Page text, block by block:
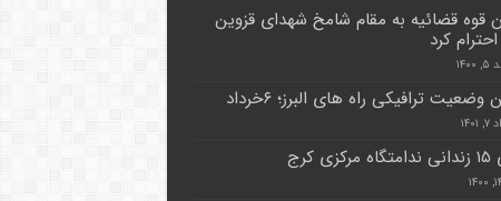
قوه قضائیه به مقام شامخ شهدای قزوین
کرد
ترافیکی راه های البرز؛ ۶خرداد